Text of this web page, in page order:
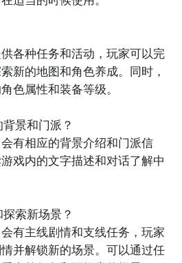
各种任务和活动，玩家可以完
新的地图和角色养成。同时，
色属性和装备等级。
景和门派？
有相应的背景介绍和门派信
戏内的文字描述和对话了解中
索新场景？
有主线剧情和支线任务，玩家
并解锁新的场景。可以通过任